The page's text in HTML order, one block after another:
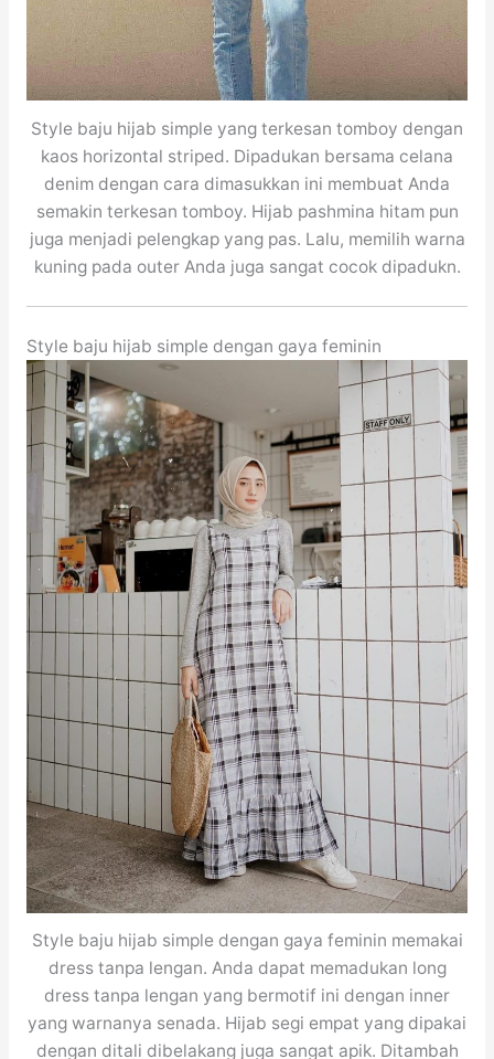
Style baju hijab simple yang terkesan tomboy dengan
kaos horizontal striped. Dipadukan bersama celana
denim dengan cara dimasukkan ini membuat Anda
semakin terkesan tomboy. Hijab pashmina hitam pun
juga menjadi pelengkap yang pas. Lalu, memilih warna
kuning pada outer Anda juga sangat cocok dipadukn.
Style baju hijab simple dengan gaya feminin
Style baju hijab simple dengan gaya feminin memakai
dress tanpa lengan. Anda dapat memadukan long
dress tanpa lengan yang bermotif ini dengan inner
yang warnanya senada. Hijab segi empat yang dipakai
dengan ditali dibelakang juga sangat apik. Ditambah